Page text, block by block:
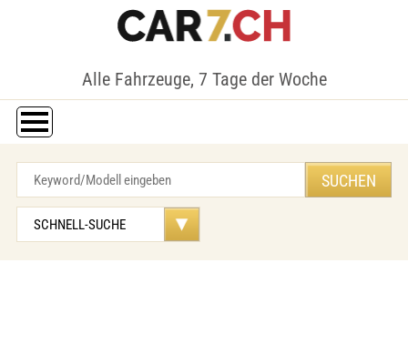
Alle Fahrzeuge, 7 Tage der Woche